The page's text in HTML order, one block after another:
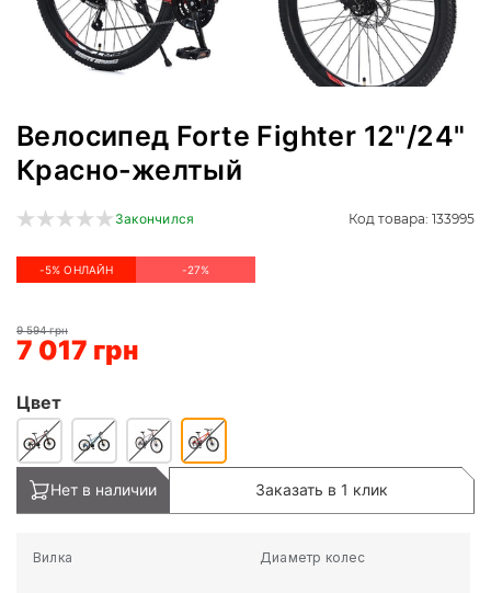
Велосипед Forte Fighter 12"/24"
Красно-желтый
Закончился Код товара: 133995
-5% ОНЛАЙН -27%
9 594 грн
7 017 грн
Цвет
Нет в наличии Заказать в 1 клик
Вилка Диаметр колес